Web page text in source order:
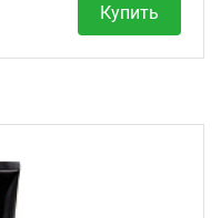
Купить